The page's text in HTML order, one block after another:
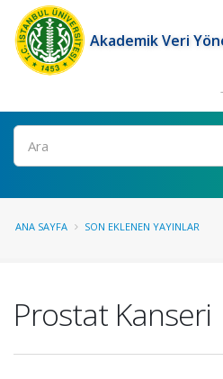
Akademik Veri
Ara
ANA SAYFA SON EKLENEN YAYINLAR
Prostat Kanseri